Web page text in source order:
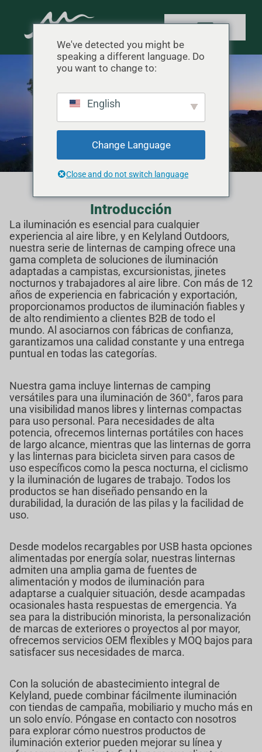
Luz de camping
Producto Luz de camping
Introducción
La iluminación es esencial para cualquier
experiencia al aire libre, y en Kelyland Outdoors,
nuestra serie de linternas de camping ofrece una
gama completa de soluciones de iluminación
adaptadas a campistas, excursionistas, jinetes
nocturnos y trabajadores al aire libre. Con más de 12
años de experiencia en fabricación y exportación,
proporcionamos productos de iluminación fiables y
de alto rendimiento a clientes B2B de todo el
mundo. Al asociarnos con fábricas de confianza,
garantizamos una calidad constante y una entrega
puntual en todas las categorías.
Nuestra gama incluye linternas de camping
versátiles para una iluminación de 360°, faros para
una visibilidad manos libres y linternas compactas
para uso personal. Para necesidades de alta
potencia, ofrecemos linternas portátiles con haces
de largo alcance, mientras que las linternas de gorra
y las linternas para bicicleta sirven para casos de
uso específicos como la pesca nocturna, el ciclismo
y la iluminación de lugares de trabajo. Todos los
productos se han diseñado pensando en la
durabilidad, la duración de las pilas y la facilidad de
uso.
Desde modelos recargables por USB hasta opciones
alimentadas por energía solar, nuestras linternas
admiten una amplia gama de fuentes de
alimentación y modos de iluminación para
adaptarse a cualquier situación, desde acampadas
ocasionales hasta respuestas de emergencia. Ya
sea para la distribución minorista, la personalización
de marcas de exteriores o proyectos al por mayor,
ofrecemos servicios OEM flexibles y MOQ bajos para
satisfacer sus necesidades de marca.
Con la solución de abastecimiento integral de
Kelyland, puede combinar fácilmente iluminación
con tiendas de campaña, mobiliario y mucho más en
un solo envío. Póngase en contacto con nosotros
para explorar cómo nuestros productos de
iluminación exterior pueden mejorar su línea y
We've detected you might be
speaking a different language. Do
you want to change to:
English
Change Language
Close and do not switch language